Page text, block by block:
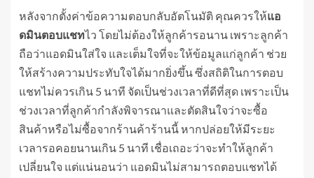
หลังจากตั้งค่าข้อความตอบกลับอัตโนมัติ คุณควรให้แอ
ดมินตอบแชทไว โดยไม่ต้องให้ลูกค้ารอนาน เพราะลูกค้า
ถือว่าแอดมินใส่ใจ และเต็มใจที่จะให้ข้อมูลแก่ลูกค้า ช่วย
ให้สร้างความประทับใจได้มากยิ่งขึ้น ซึ่งสถิติในการตอบ
แชทไม่ควรเกิน 5 นาที จัดเป็นช่วงเวลาที่ดีที่สุด เพราะเป็น
ช่วงเวลาที่ลูกค้ากำลังพิจารณาและตัดสินใจว่าจะซื้อ
สินค้าหรือไม่ซื้อจากร้านค้าร้านนี้ หากปล่อยให้มีระยะ
เวลารอคอยนานเกิน 5 นาที เชื่อเถอะว่าจะทำให้ลูกค้า
เปลี่ยนใจ แต่แน่นอนว่า แอดมินไม่สามารถตอบแชทได้